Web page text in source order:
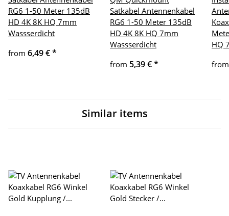
RG6 1-50 Meter 135dB
HD 4K 8K HQ 7mm
Wassserdicht
from 6,49 €*
Satkabel Antennenkabel
RG6 1-50 Meter 135dB
HD 4K 8K HQ 7mm
Wassserdicht
from 5,39 €*
HQ
Similar items